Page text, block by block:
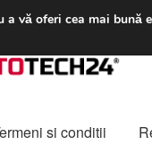
la 33 lei
si conditii
a vă oferi cea mai bună